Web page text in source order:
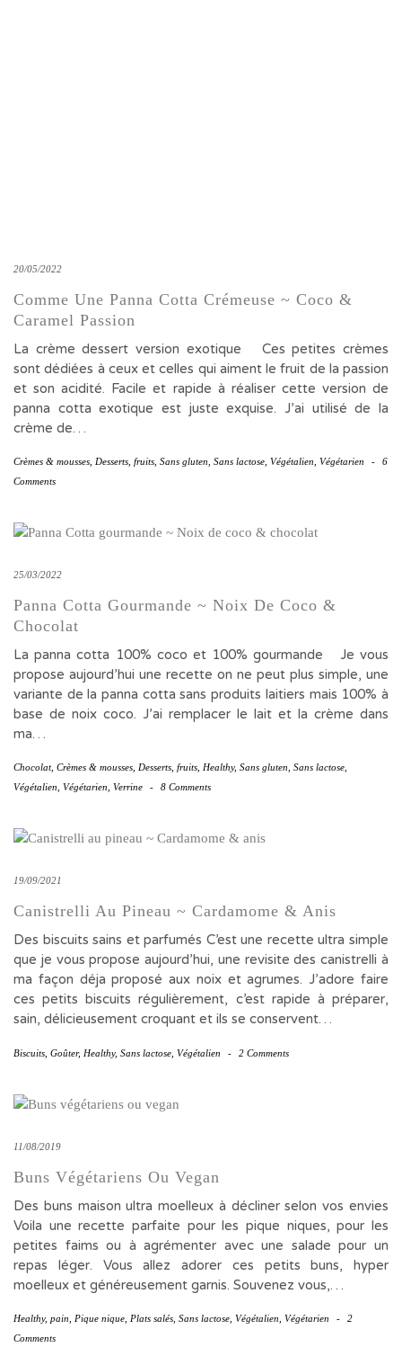
20/05/2022
Comme Une Panna Cotta Crémeuse ~ Coco &
Caramel Passion
La crème dessert version exotique Ces petites crèmes
sont dédiées à ceux et celles qui aiment le fruit de la passion
et son acidité. Facile et rapide à réaliser cette version de
panna cotta exotique est juste exquise. J’ai utilisé de la
crème de…
Crèmes & mousses Desserts fruits Sans gluten Sans lactose Végétalien Végétarien -
6
Comments
25/03/2022
Panna Cotta Gourmande ~ Noix De Coco &
Chocolat
La panna cotta 100% coco et 100% gourmande Je vous
propose aujourd’hui une recette on ne peut plus simple, une
variante de la panna cotta sans produits laitiers mais 100% à
base de noix coco. J’ai remplacer le lait et la crème dans
ma…
Chocolat, Crèmes & mousses Desserts fruits Healthy, Sans gluten Sans lactose
Végétalien Végétarien Verrine - 8 Comments
19/09/2021
Canistrelli Au Pineau ~ Cardamome & Anis
Des biscuits sains et parfumés C’est une recette ultra simple
que je vous propose aujourd’hui, une revisite des canistrelli à
ma façon déja proposé aux noix et agrumes. J’adore faire
ces petits biscuits régulièrement, c’est rapide à préparer,
sain, délicieusement croquant et ils se conservent…
Biscuits Goûter, Healthy, Sans lactose Végétalien - 2 Comments
11/08/2019
Buns Végétariens Ou Vegan
Des buns maison ultra moelleux à décliner selon vos envies
Voila une recette parfaite pour les pique niques, pour les
petites faims ou à agrémenter avec une salade pour un
repas léger. Vous allez adorer ces petits buns, hyper
moelleux et généreusement garnis. Souvenez vous,…
Healthy, pain Pique nique Plats salés Sans lactose Végétalien Végétarien -
2
Comments